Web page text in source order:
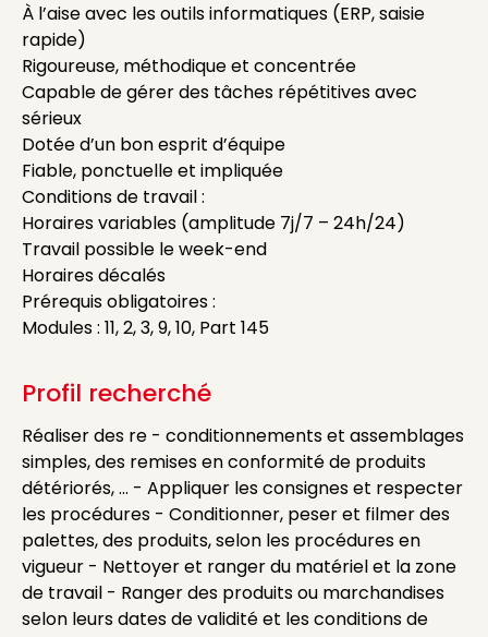
À l’aise avec les outils informatiques (ERP, saisie
rapide)
Rigoureuse, méthodique et concentrée
Capable de gérer des tâches répétitives avec
sérieux
Dotée d’un bon esprit d’équipe
Fiable, ponctuelle et impliquée
Conditions de travail :
Horaires variables (amplitude 7j/7 – 24h/24)
Travail possible le week-end
Horaires décalés
Prérequis obligatoires :
Modules : 11, 2, 3, 9, 10, Part 145
Profil recherché
Réaliser des re - conditionnements et assemblages
simples, des remises en conformité de produits
détériorés, ... - Appliquer les consignes et respecter
les procédures - Conditionner, peser et filmer des
palettes, des produits, selon les procédures en
vigueur - Nettoyer et ranger du matériel et la zone
de travail - Ranger des produits ou marchandises
selon leurs dates de validité et les conditions de